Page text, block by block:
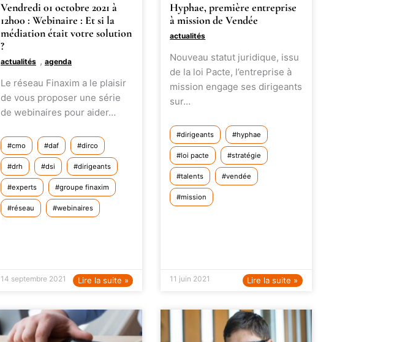
Vendredi 01 octobre 2021 à
12h00 : Webinaire : Et si la
médiation était votre solution
?
actualités , agenda
Le réseau Finaxim a le plaisir
de vous proposer une série
de webinaires pour aider…
cmo daf dirco
drh dsi dirigeants
experts groupe finaxim
réseau webinaires
14 septembre 2021 Lire la suite »
Hyphae, première entreprise
à mission de Vendée
actualités
Nouveau statut juridique, issu
de la loi Pacte, l’entreprise à
mission engage ses dirigeants
sur…
dirigeants hyphae
loi pacte stratégie
talents vendée
mission
11 juin 2021 Lire la suite »